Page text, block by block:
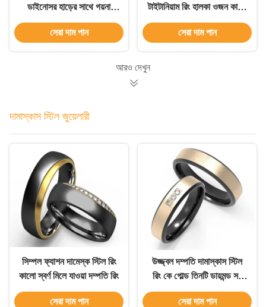
ডাইনোসর হাড়ের সাথে গয়না
কাস্টমাইজযোগ্য
সেরা দাম পান
টাইটানিয়াম রিং হালকা ওজন কালো
জিরকনিয়াম জুয়েলারী বিবাহের
আংটি
সেরা দাম পান
আরও দেখুন
দামাস্কাস স্টিল জুয়েলারী
সিম্পল ফ্যাশন দামেস্ক স্টিল রিং
কালো স্বর্ণ মিলে যাওয়া দম্পতি রিং
সেরা দাম পান
উজ্জ্বল দম্পতি দামাস্কাস স্টিল
রিং কে গোল্ড তিনটি ডায়মন্ড সহ
মরিচা প্রতিরোধী
সেরা দাম পান